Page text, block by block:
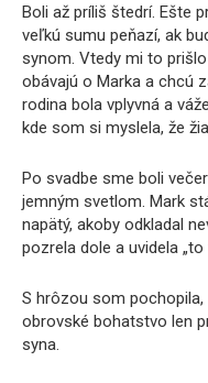
Boli až príliš štedrí. Ešte
veľkú sumu peňazí, ak
synom. Vtedy mi to
obávajú o Marka a chcú
rodina bola vplyvná a
kde som si myslela, že
Po svadbe sme boli
jemným svetlom. Mark
napätý, akoby odkladal
pozrela dole a uvidela
S hrôzou som
obrovské bohatstvo len
syna.